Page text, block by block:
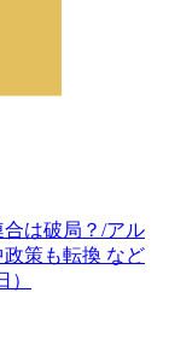
は破局？/アル
策も転換 など